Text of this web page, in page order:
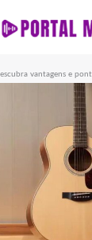
vantagens e